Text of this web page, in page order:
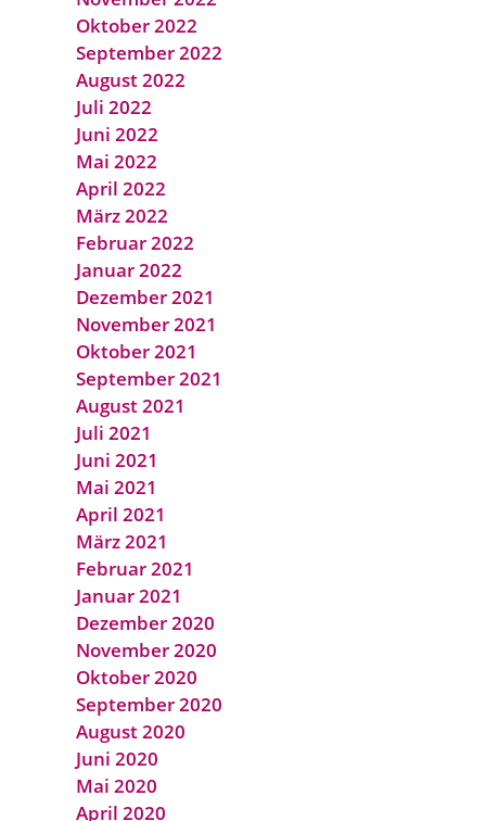
Oktober 2022
September 2022
August 2022
Juli 2022
Juni 2022
Mai 2022
April 2022
März 2022
Februar 2022
Januar 2022
Dezember 2021
November 2021
Oktober 2021
September 2021
August 2021
Juli 2021
Juni 2021
Mai 2021
April 2021
März 2021
Februar 2021
Januar 2021
Dezember 2020
November 2020
Oktober 2020
September 2020
August 2020
Juni 2020
Mai 2020
April 2020